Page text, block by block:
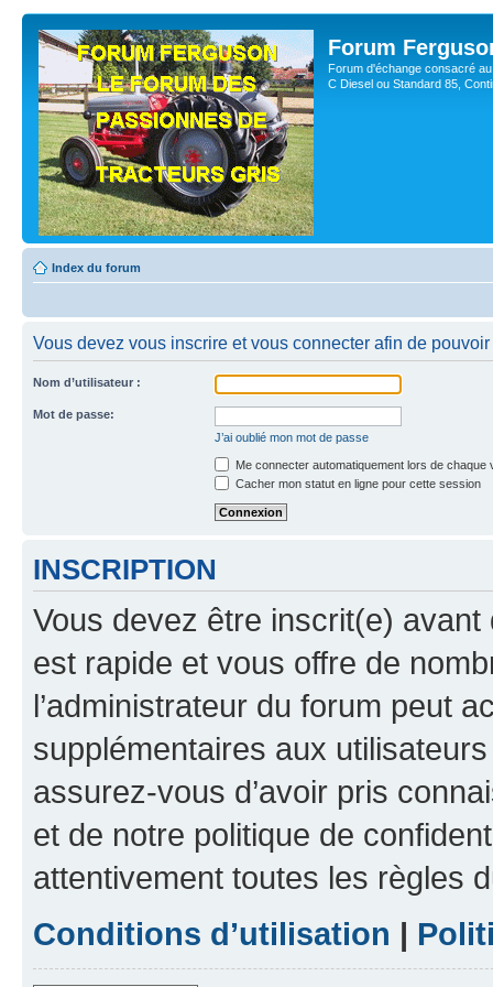
Forum
Forum d'échange consacré
C Diesel ou Standard 85,
Index du forum
Vous devez vous inscrire et vous connecter afin de
Nom d’utilisateur :
Mot de passe:
J’ai oublié mon mot de passe
Me connecter automatiquement lors de chaque
Cacher mon statut en ligne pour cette session
INSCRIPTION
Vous devez être inscrit(e) avant
est rapide et vous offre de
l’administrateur du forum peut
supplémentaires aux
assurez-vous d’avoir pris
et de notre politique de
attentivement toutes les règles
Conditions d’utilisation |